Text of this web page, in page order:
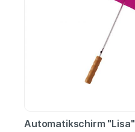
Automatikschirm "Lisa"